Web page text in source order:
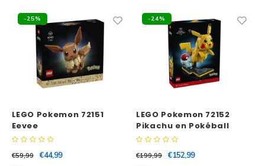
-25%
LEGO Pokemon 72151
Eevee
€59,99
€44,99
-24%
LEGO Pokemon 72152
Pikachu en Pokéball
€199,99
€152,99